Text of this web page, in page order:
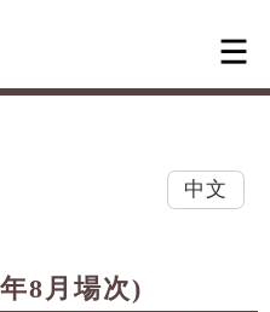
中文
8月場次)